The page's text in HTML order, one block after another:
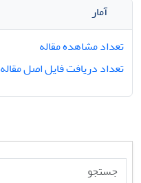
آمار
تعداد مشاهده مقاله
تعداد دریافت فایل اصل مقاله